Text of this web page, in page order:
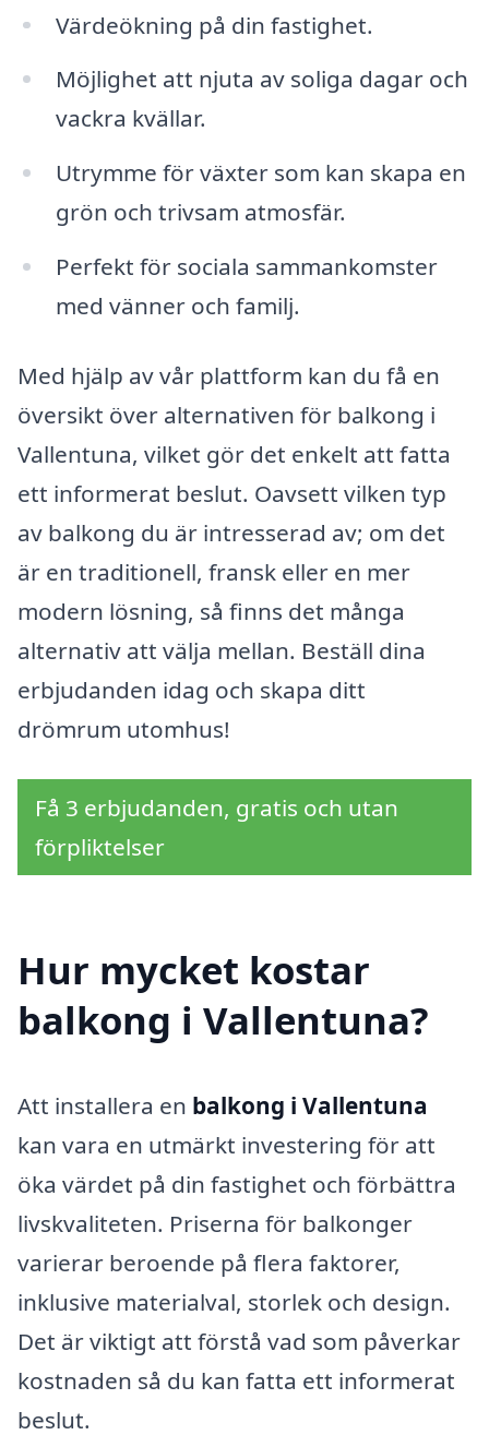
Värdeökning på din fastighet.
Möjlighet att njuta av soliga dagar och
vackra kvällar.
Utrymme för växter som kan skapa en
grön och trivsam atmosfär.
Perfekt för sociala sammankomster
med vänner och familj.
Med hjälp av vår plattform kan du få en
översikt över alternativen för balkong i
Vallentuna, vilket gör det enkelt att fatta
ett informerat beslut. Oavsett vilken typ
av balkong du är intresserad av; om det
är en traditionell, fransk eller en mer
modern lösning, så finns det många
alternativ att välja mellan. Beställ dina
erbjudanden idag och skapa ditt
drömrum utomhus!
Få 3 erbjudanden, gratis och utan
förpliktelser
Hur mycket kostar
balkong i Vallentuna?
Att installera en balkong i Vallentuna
kan vara en utmärkt investering för att
öka värdet på din fastighet och förbättra
livskvaliteten. Priserna för balkonger
varierar beroende på flera faktorer,
inklusive materialval, storlek och design.
Det är viktigt att förstå vad som påverkar
kostnaden så du kan fatta ett informerat
beslut.